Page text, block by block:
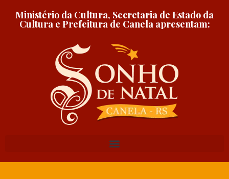
Ministério da Cultura, Secretaria de Estado da
Cultura e Prefeitura de Canela apresentam: